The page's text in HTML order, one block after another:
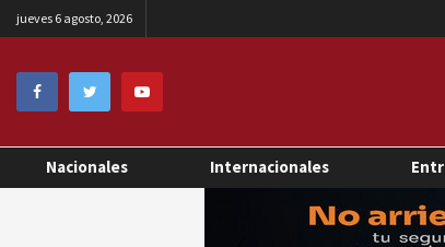
jueves 6 agosto, 2026
Nacionales Internacionales